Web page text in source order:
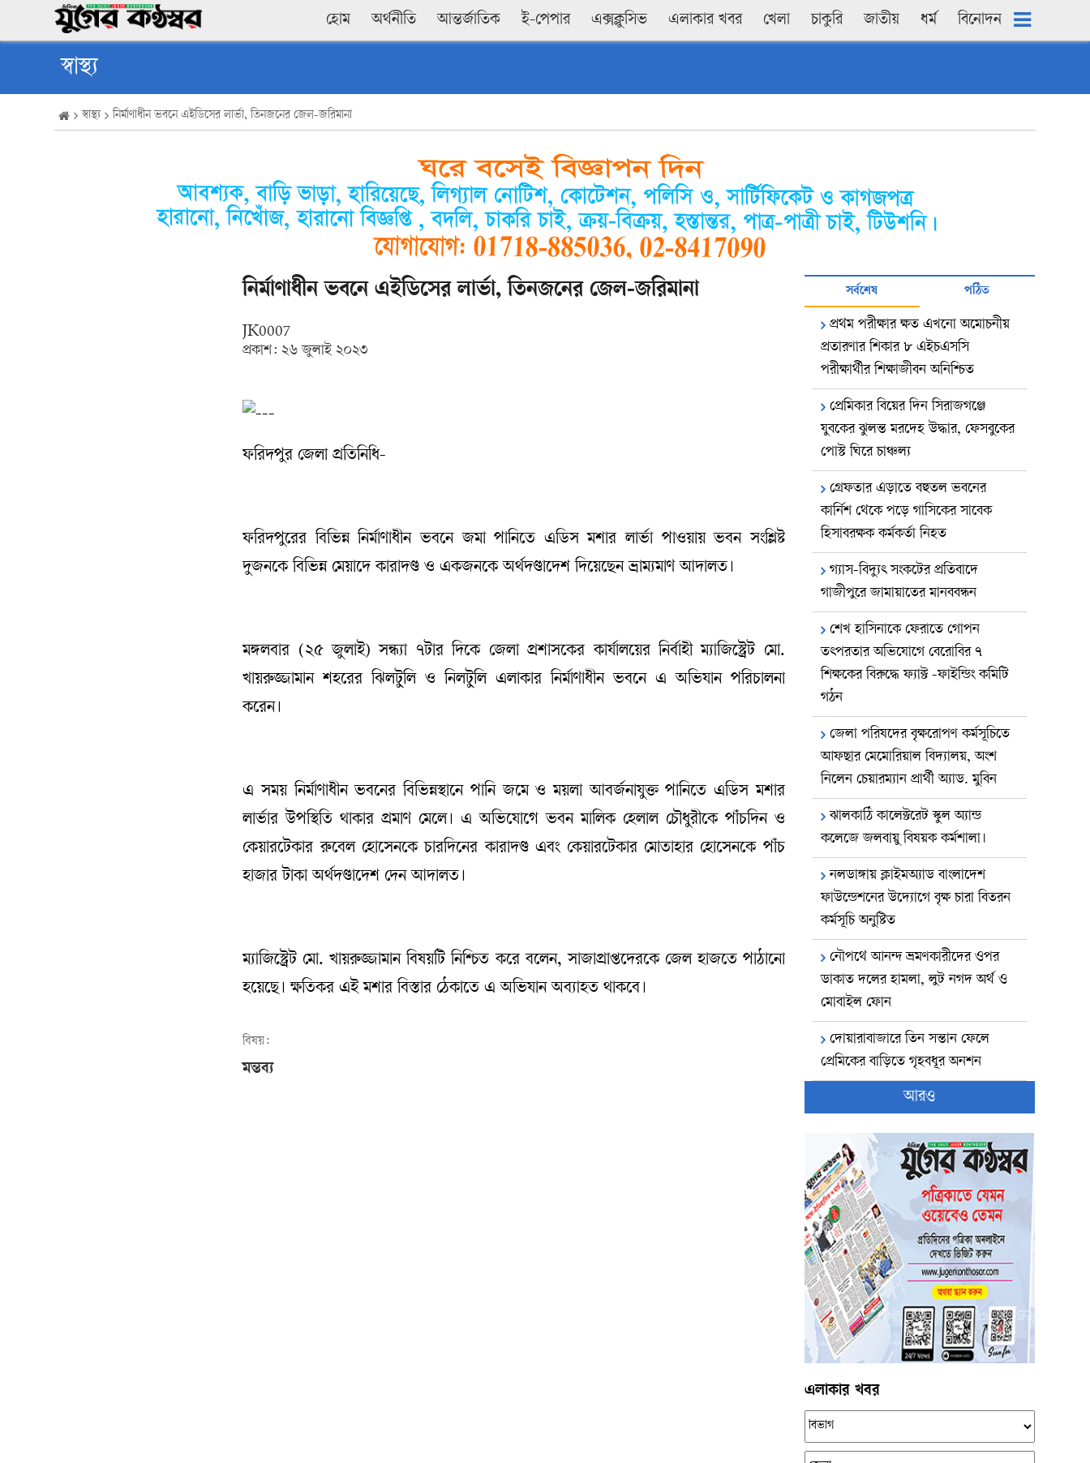
হোম অর্থনীতি আন্তর্জাতিক ই-পেপার এক্সক্লুসিভ এলাকার খবর খেলা চাকুরি জাতীয় ধৰ্ম বিনোদন
স্বাস্থ্য
স্বাস্থ্য নির্মাণাধীন ভবনে এইডিসের লার্ভা, তিনজনের জেল-জরিমানা
নির্মাণাধীন ভবনে এইডিসের লার্ভা, তিনজনের জেল-জরিমানা
JK0007
প্রকাশ: ২৬ জুলাই ২০২৩
ফরিদপুর জেলা প্রতিনিধি-
ফরিদপুরের বিভিন্ন নির্মাণাধীন ভবনে জমা পানিতে এডিস মশার লার্ভা পাওয়ায় ভবন সংশ্লিষ্ট
দুজনকে বিভিন্ন মেয়াদে কারাদণ্ড ও একজনকে অর্থদণ্ডাদেশ দিয়েছেন ভ্রাম্যমাণ আদালত।
মঙ্গলবার (২৫ জুলাই) সন্ধ্যা ৭টার দিকে জেলা প্রশাসকের কার্যালয়ের নির্বাহী ম্যাজিস্ট্রেট মো.
খায়রুজ্জামান শহরের ঝিলটুলি ও নিলটুলি এলাকার নির্মাণাধীন ভবনে এ অভিযান পরিচালনা
করেন।
এ সময় নির্মাণাধীন ভবনের বিভিন্নস্থানে পানি জমে ও ময়লা আবর্জনাযুক্ত পানিতে এডিস মশার
লার্ভার উপস্থিতি থাকার প্রমাণ মেলে। এ অভিযোগে ভবন মালিক হেলাল চৌধুরীকে পাঁচদিন ও
কেয়ারটেকার রুবেল হোসেনকে চারদিনের কারাদণ্ড এবং কেয়ারটেকার মোতাহার হোসেনকে পাঁচ
হাজার টাকা অর্থদণ্ডাদেশ দেন আদালত।
ম্যাজিস্ট্রেট মো. খায়রুজ্জামান বিষয়টি নিশ্চিত করে বলেন, সাজাপ্রাপ্তদেরকে জেল হাজতে পাঠানো
হয়েছে। ক্ষতিকর এই মশার বিস্তার ঠেকাতে এ অভিযান অব্যাহত থাকবে।
বিষয়:
মন্তব্য
সর্বশেষ পঠিত
প্রথম পরীক্ষার ক্ষত এখনো অমোচনীয়
প্রতারণার শিকার ৮ এইচএসসি
পরীক্ষার্থীর শিক্ষাজীবন অনিশ্চিত
প্রেমিকার বিয়ের দিন সিরাজগঞ্জে
যুবকের ঝুলন্ত মরদেহ উদ্ধার, ফেসবুকের
পোস্ট ঘিরে চাঞ্চল্য
গ্রেফতার এড়াতে বহুতল ভবনের
কার্নিশ থেকে পড়ে গাসিকের সাবেক
হিসাবরক্ষক কর্মকর্তা নিহত
গ্যাস-বিদ্যুৎ সংকটের প্রতিবাদে
গাজীপুরে জামায়াতের মানববন্ধন
শেখ হাসিনাকে ফেরাতে গোপন
তৎপরতার অভিযোগে বেরোবির ৭
শিক্ষকের বিরুদ্ধে ফ্যাক্ট -ফাইন্ডিং কমিটি
গঠন
জেলা পরিষদের বৃক্ষরোপণ কর্মসূচিতে
আফছার মেমোরিয়াল বিদ্যালয়, অংশ
নিলেন চেয়ারম্যান প্রার্থী অ্যাড. মুবিন
ঝালকাঠি কালেক্টরেট স্কুল অ্যান্ড
কলেজে জলবায়ু বিষয়ক কর্মশালা।
নলডাঙ্গায় ক্লাইমঅ্যাড বাংলাদেশ
ফাউন্ডেশনের উদ্যোগে বৃক্ষ চারা বিতরন
কর্মসূচি অনুষ্টিত
নৌপথে আনন্দ ভ্রমণকারীদের ওপর
ডাকাত দলের হামলা, লুট নগদ অর্থ ও
মোবাইল ফোন
দোয়ারাবাজারে তিন সন্তান ফেলে
প্রেমিকের বাড়িতে গৃহবধূর অনশন
আরও
এলাকার খবর